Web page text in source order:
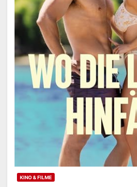
KINO & FILME